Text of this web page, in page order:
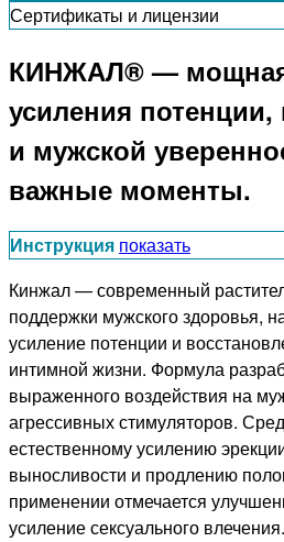
Сертификаты и лицензии
КИНЖАЛ® —
усиления
и мужской
важные моменты.
Инструкция показать
Кинжал — современный
поддержки мужского здоровья,
усиление потенции и
интимной жизни. Формула
выраженного воздействия на
агрессивных стимуляторов.
естественному усилению
выносливости и продлению
применении отмечается
усиление сексуального влечения.